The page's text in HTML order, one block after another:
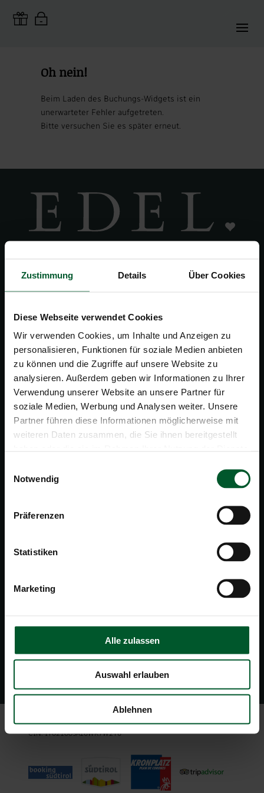
Zustimmung Details Über Cookies
Diese Webseite verwendet Cookies
Wir verwenden Cookies, um Inhalte und Anzeigen zu
personalisieren, Funktionen für soziale Medien anbieten
zu können und die Zugriffe auf unsere Website zu
analysieren. Außerdem geben wir Informationen zu Ihrer
Verwendung unserer Website an unsere Partner für
soziale Medien, Werbung und Analysen weiter. Unsere
Partner führen diese Informationen möglicherweise mit
weiteren Daten zusammen, die Sie ihnen bereitgestellt
Notwendig
Präferenzen
Statistiken
Marketing
Alle zulassen
Auswahl erlauben
Ablehnen
Oh nein!
Beim Laden des Buchungs-Widgets ist ein
unerwarteter Fehler aufgetreten.
Bitte versuchen Sie es später erneut.
+39 0474 748 664
HOTEL EDELWEISS | FAMILIE SCHWINGSHACKL
Außerprags 65, 39030 Prags
Dolomiten | Südtirol | Italien
FACEBOOK
INSTAGRAM
Nützliche Links:
NEWSLETTER
English / Italiano
Impressum. Cookies.
Datenschutz.
CIN: IT021009A16WK7W2T6